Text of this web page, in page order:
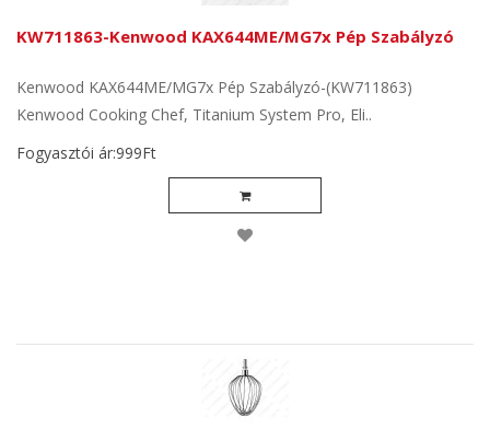
KW711863-Kenwood KAX644ME/MG7x Pép Szabályzó
Kenwood KAX644ME/MG7x Pép Szabályzó-(KW711863)
Kenwood Cooking Chef, Titanium System Pro, Eli..
Fogyasztói ár:999Ft